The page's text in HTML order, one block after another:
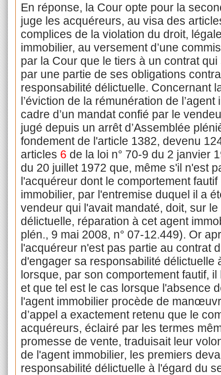
En réponse, la Cour opte pour la
juge les acquéreurs, au visa des
complices de la violation du droit,
immobilier, au versement d’une
par la Cour que le tiers à un contrat
par une partie de ses obligations
responsabilité délictuelle. Concernant
l’éviction de la rémunération de
cadre d’un mandat confié par le
jugé depuis un arrêt d’Assemblée
fondement de l'article 1382, devenu
articles 6 de la loi n° 70-9 du 2 janvier
du 20 juillet 1972 que, même s'il n'est
l'acquéreur dont le comportement
immobilier, par l'entremise duquel il a
vendeur qui l'avait mandaté, doit, sur
délictuelle, réparation à cet agent
plén., 9 mai 2008, n° 07-12.449). Or
l'acquéreur n'est pas partie au contrat
d'engager sa responsabilité délictuelle
lorsque, par son comportement fautif,
et que tel est le cas lorsque l'absence
l'agent immobilier procède de
d’appel a exactement retenu que le
acquéreurs, éclairé par les termes
promesse de vente, traduisait leur
de l'agent immobilier, les premiers
responsabilité délictuelle à l'égard du